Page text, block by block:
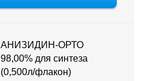
АНИЗИДИН-ОРТО
98,00% для синтеза
(0,500л/флакон)